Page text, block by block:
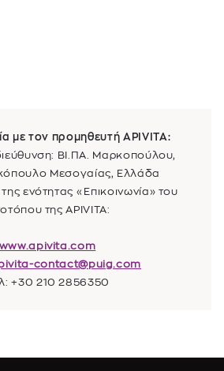
με τον προμηθευτή APIVITA:
ΒΙ.ΠΑ. Μαρκοπούλου,
Μεσογαίας, Ελλάδα
ενότητας «Επικοινωνία» του
της APIVITA:
www.apivita.com
contact@puig.com
+30 210 2856350